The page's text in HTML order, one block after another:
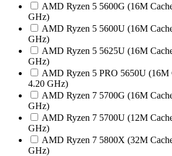
AMD Ryzen 5 5600G (16M
GHz)
AMD Ryzen 5 5600U (16M
GHz)
AMD Ryzen 5 5625U (16M
GHz)
AMD Ryzen 5 PRO 5650U (16M
4.20 GHz)
AMD Ryzen 7 5700G (16M
GHz)
AMD Ryzen 7 5700U (12M
GHz)
AMD Ryzen 7 5800X (32M
GHz)